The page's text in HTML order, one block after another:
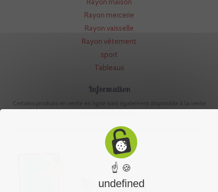
Rayon maison
Rayon mercerie
Rayon vaisselle
Rayon vêtement
sport
Tableaux
Information
Certains produits en vente en ligne sont également disponible à la vente
☝ 🍪
undefined